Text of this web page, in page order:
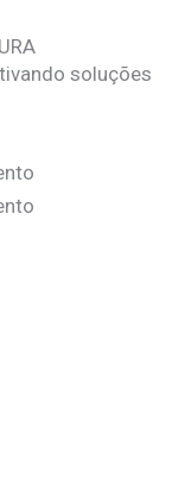
soluções